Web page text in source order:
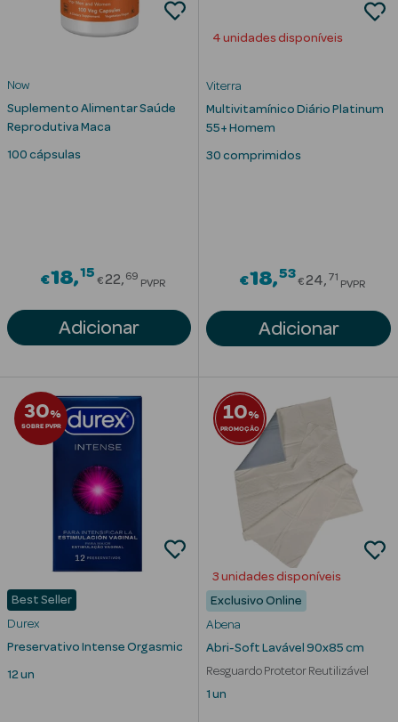
Cicatrizantes
Estrias
Bronzeadores
Pés
Massajadores
Corporais
Acessórios
Ver Tudo
Cosmética
Now
Suplemento Alimentar Saúde
Reprodutiva Maca
100 cápsulas
€18 15Price reduced from
€22 69
PVPR
Adicionar
4 unidades disponíveis
Viterra
Multivitamínico Diário Platinum
55+ Homem
30 comprimidos
€18 53Price
€24 71
PVPR
Adicionar
30%
SOBRE PVPR
Best Seller
Durex
Preservativo Intense Orgasmic
12 un
10%
PROMOÇÃO
3 unidades disponíveis
Exclusivo Online
Abena
Abri-Soft Lavável 90x85 cm
Resguardo Protetor Reutilizável
1 un